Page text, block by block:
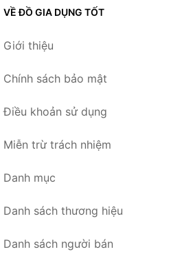
VỀ ĐỒ GIA DỤNG TỐT
Giới thiệu
Chính sách bảo mật
Điều khoản sử dụng
Miễn trừ trách nhiệm
Danh mục
Danh sách thương hiệu
Danh sách người bán